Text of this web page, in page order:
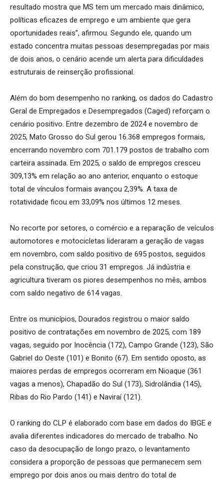
resultado mostra que MS tem um mercado mais dinâmico,
políticas eficazes de emprego e um ambiente que gera
oportunidades reais”, afirmou. Segundo ele, quando um
estado concentra muitas pessoas desempregadas por mais
de dois anos, o cenário acende um alerta para dificuldades
estruturais de reinserção profissional.
Além do bom desempenho no ranking, os dados do Cadastro
Geral de Empregados e Desempregados (Caged) reforçam o
cenário positivo. Entre dezembro de 2024 e novembro de
2025, Mato Grosso do Sul gerou 16.368 empregos formais,
encerrando novembro com 701.179 postos de trabalho com
carteira assinada. Em 2025, o saldo de empregos cresceu
309,13% em relação ao ano anterior, enquanto o estoque
total de vínculos formais avançou 2,39%. A taxa de
rotatividade ficou em 33,09% nos últimos 12 meses.
No recorte por setores, o comércio e a reparação de veículos
automotores e motocicletas lideraram a geração de vagas
em novembro, com saldo positivo de 695 postos, seguidos
pela construção, que criou 31 empregos. Já indústria e
agricultura tiveram os piores desempenhos no mês, ambos
com saldo negativo de 614 vagas.
Entre os municípios, Dourados registrou o maior saldo
positivo de contratações em novembro de 2025, com 189
vagas, seguido por Inocência (172), Campo Grande (123), São
Gabriel do Oeste (101) e Bonito (67). Em sentido oposto, as
maiores perdas de empregos ocorreram em Nioaque (361
vagas a menos), Chapadão do Sul (173), Sidrolândia (145),
Ribas do Rio Pardo (141) e Naviraí (121).
O ranking do CLP é elaborado com base em dados do IBGE e
avalia diferentes indicadores do mercado de trabalho. No
caso da desocupação de longo prazo, o levantamento
considera a proporção de pessoas que permanecem sem
emprego por dois anos ou mais dentro do total de